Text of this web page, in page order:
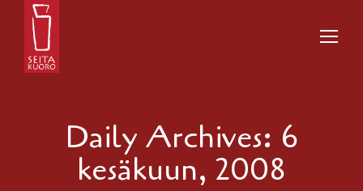
Daily Archives: 6
kesäkuun, 2008